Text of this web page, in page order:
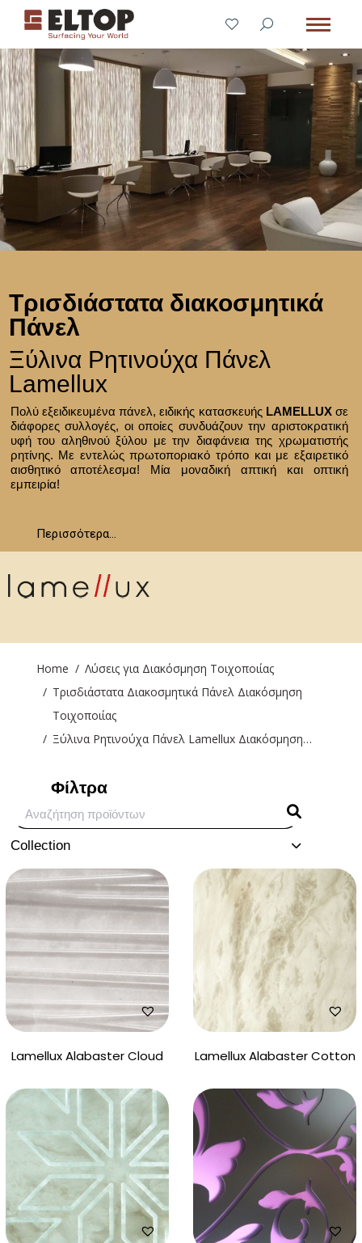
Τρισδιάστατα διακοσμητικά
Πάνελ
Ξύλινα Ρητινούχα Πάνελ
Lamellux
Πολύ εξειδικευμένα πάνελ, ειδικής κατασκευής LAMΕLLUXσε
διάφορες συλλογές, οι οποίες συνδυάζουν την αριστοκρατική
υφή του αληθινού ξύλου με την διαφάνεια της χρωματιστής
ρητίνης. Με εντελώς πρωτοποριακό τρόπο και με εξαιρετικό
αισθητικό αποτέλεσμα! Μία μοναδική απτική και οπτική
εμπειρία!
Περισσότερα...
You are here:
Home
Λύσεις για Διακόσμηση Τοιχοποιίας
Τρισδιάστατα Διακοσμητικά Πάνελ Διακόσμηση
Τοιχοποιίας
Ξύλινα Ρητινούχα Πάνελ Lamellux Διακόσμηση…
Φίλτρα
Collection
Lamellux Alabaster Cloud Lamellux Alabaster Cotton